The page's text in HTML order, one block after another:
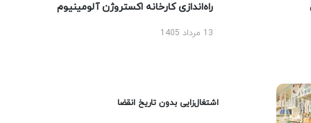
راه‌اندازی کارخانه اکستروژن آلومینیوم
13 مرداد 1405
اشتغال‌زایی بدون تاریخ انقضا